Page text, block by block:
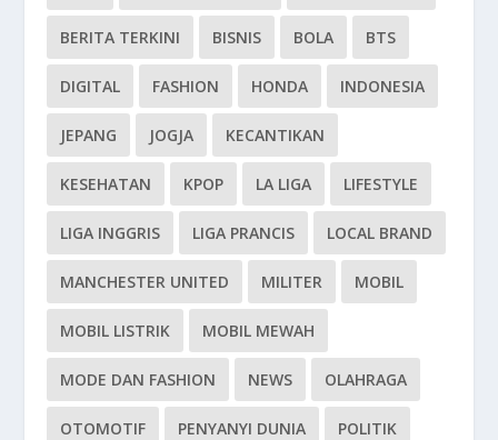
BERITA TERKINI BISNIS BOLA BTS
DIGITAL FASHION HONDA INDONESIA
JEPANG JOGJA KECANTIKAN
KESEHATAN KPOP LA LIGA LIFESTYLE
LIGA INGGRIS LIGA PRANCIS LOCAL BRAND
MANCHESTER UNITED MILITER MOBIL
MOBIL LISTRIK MOBIL MEWAH
MODE DAN FASHION NEWS OLAHRAGA
OTOMOTIF PENYANYI DUNIA POLITIK